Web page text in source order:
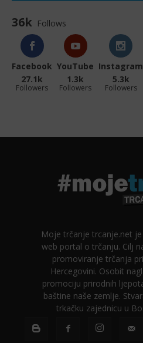
36k Follows
Facebook
27.1k
Followers
YouTube
1.3k
Followers
Instagram
5.3k
Followers
Moje trčanje trcanje.net
web portal o trčanju. Cilj
promoviranje trčanja
Hercegovini. Osobit
promociju prirodnih
baštine naše zemlje.
trkačku zajednicu u